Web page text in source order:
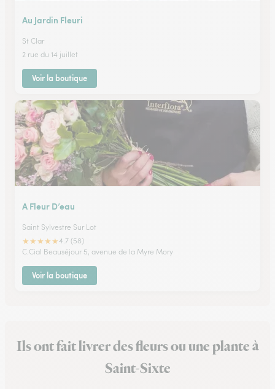
Au Jardin Fleuri
St Clar
2 rue du 14 juillet
Voir la boutique
A Fleur D’eau
Saint Sylvestre Sur Lot
★★★★★4.7 (58)
C.Cial Beauséjour 5, avenue de la Myre Mory
Voir la boutique
Ils ont fait livrer des fleurs ou une plante à
Saint-Sixte